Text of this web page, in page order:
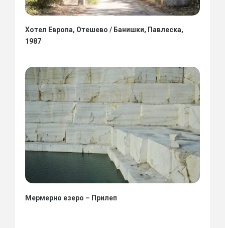
Хотел Европа, Отешево / Банишки, Павлеска,
1987
Мермерно езеро – Прилеп